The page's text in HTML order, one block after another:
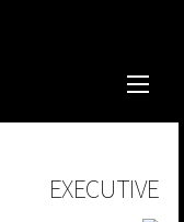
EXECUTIVE